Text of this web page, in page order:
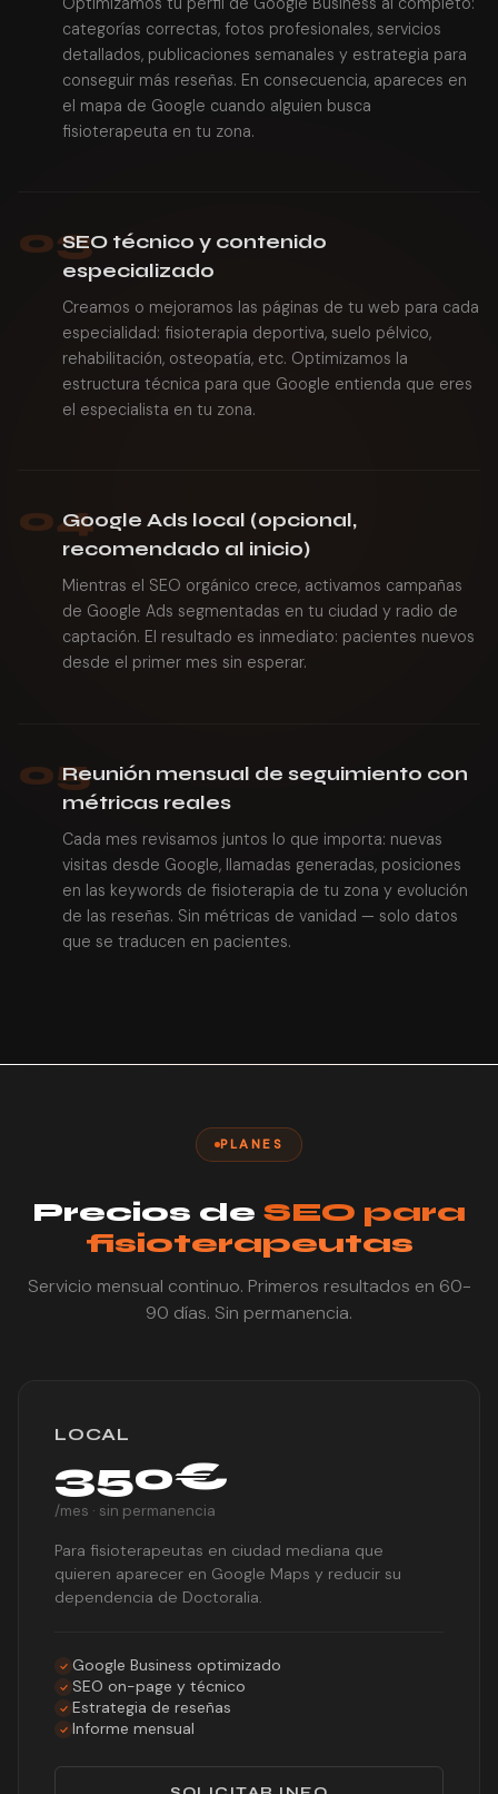
categorías correctas, fotos profesionales, servicios
detallados, publicaciones semanales y estrategia para
conseguir más reseñas. En consecuencia, apareces en
el mapa de Google cuando alguien busca
fisioterapeuta en tu zona.
03SEO técnico y contenido
especializado
Creamos o mejoramos las páginas de tu web para cada
especialidad: fisioterapia deportiva, suelo pélvico,
rehabilitación, osteopatía, etc. Optimizamos la
estructura técnica para que Google entienda que eres
el especialista en tu zona.
04Google Ads local (opcional,
recomendado al inicio)
Mientras el SEO orgánico crece, activamos campañas
de Google Ads segmentadas en tu ciudad y radio de
captación. El resultado es inmediato: pacientes nuevos
desde el primer mes sin esperar.
05Reunión mensual de seguimiento con
métricas reales
Cada mes revisamos juntos lo que importa: nuevas
visitas desde Google, llamadas generadas, posiciones
en las keywords de fisioterapia de tu zona y evolución
de las reseñas. Sin métricas de vanidad — solo datos
que se traducen en pacientes.
PLANES
Precios de SEO para
fisioterapeutas
Servicio mensual continuo. Primeros resultados en 60-
90 días. Sin permanencia.
LOCAL
350€
/mes · sin permanencia
Para fisioterapeutas en ciudad mediana que
quieren aparecer en Google Maps y reducir su
dependencia de Doctoralia.
Google Business optimizado
SEO on-page y técnico
Estrategia de reseñas
Informe mensual